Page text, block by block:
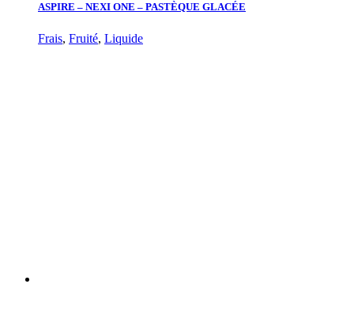
ASPIRE – NEXI ONE – PASTÈQUE GLACÉE
Frais, Fruité, Liquide